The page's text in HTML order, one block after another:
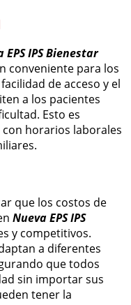
EPS IPS Bienestar
conveniente para los
de acceso y el
a los pacientes
Esto es
horarios laborales
que los costos de
Nueva EPS IPS
y competitivos.
a diferentes
que todos
sin importar sus
tener la